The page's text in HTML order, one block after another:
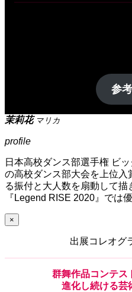
参
茉莉花マリカ
profile
日本高校ダンス部選手権 ビ
の高校ダンス部大会を上位
る振付と大人数を扇動して描
『Legend RISE 2020』では
×
出展コレオグ
群舞作品コンテス
進化し続ける芸